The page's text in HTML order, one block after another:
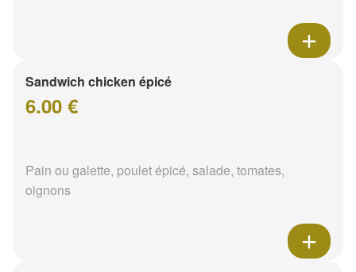
Sandwich chicken épicé
6.00 €
Pain ou galette, poulet épicé, salade, tomates,
oignons